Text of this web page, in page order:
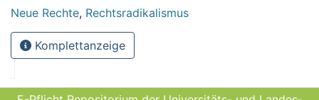
Neue Rechte, Rechtsradikalismus
Komplettanzeige